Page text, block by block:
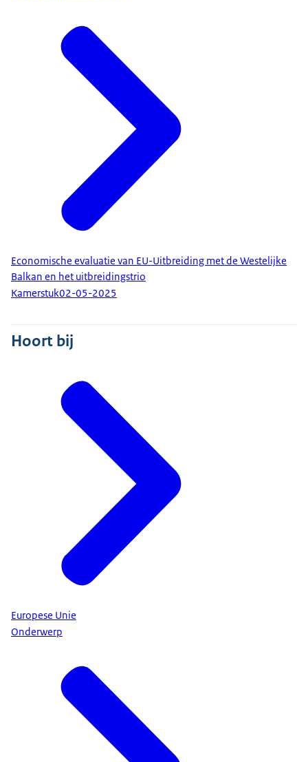
Economische evaluatie van EU-Uitbreiding met de Westelijke
Balkan en het uitbreidingstrio
Kamerstuk02-05-2025
Hoort bij
Europese Unie
Onderwerp